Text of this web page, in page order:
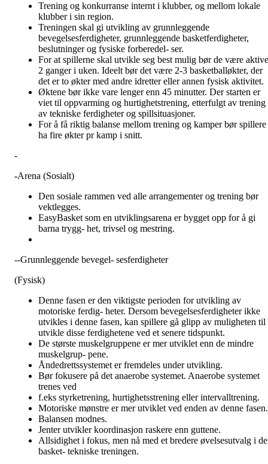
Trening og konkurranse internt i klubber, og mellom lokale
klubber i sin region.
Treningen skal gi utvikling av grunnleggende
bevegelsesferdigheter, grunnleggende basketferdigheter,
beslutninger og fysiske forberedel- ser.
For at spillerne skal utvikle seg best mulig bør de være aktive
2 ganger i uken. Ideelt bør det være 2-3 basketballøkter, der
det er to økter med andre idretter eller annen fysisk aktivitet.
Øktene bør ikke vare lenger enn 45 minutter. Der starten er
viet til oppvarming og hurtighetstrening, etterfulgt av trening
av tekniske ferdigheter og spillsituasjoner.
For å få riktig balanse mellom trening og kamper bør spillere
ha fire økter pr kamp i snitt.
-
-Arena (Sosialt)
Den sosiale rammen ved alle arrangementer og trening bør
vektlegges.
EasyBasket som en utviklingsarena er bygget opp for å gi
barna trygg- het, trivsel og mestring.
--Grunnleggende bevegel- sesferdigheter
(Fysisk)
Denne fasen er den viktigste perioden for utvikling av
motoriske ferdig- heter. Dersom bevegelsesferdigheter ikke
utvikles i denne fasen, kan spillere gå glipp av muligheten til
utvikle disse ferdighetene ved et senere tidspunkt.
De største muskelgruppene er mer utviklet enn de mindre
muskelgrup- pene.
Åndedrettssystemet er fremdeles under utvikling.
Bør fokusere på det anaerobe systemet. Anaerobe systemet
trenes ved
f.eks styrketrening, hurtighetsstrening eller intervalltrening.
Motoriske mønstre er mer utviklet ved enden av denne fasen.
Balansen modnes.
Jenter utvikler koordinasjon raskere enn guttene.
Allsidighet i fokus, men nå med et bredere øvelsesutvalg i
basket- tekniske treningen.